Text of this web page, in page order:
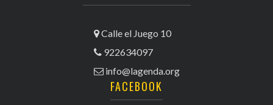
Calle el Juego 10
922634097
info@lagenda.org
FACEBOOK